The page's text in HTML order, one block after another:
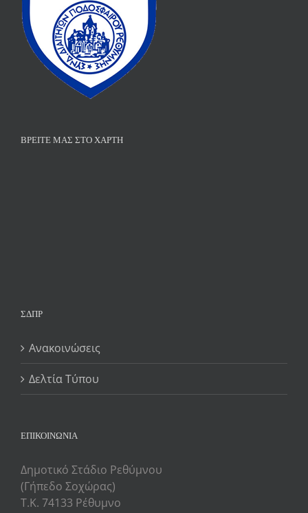
ΒΡΕΊΤΕ ΜΑΣ ΣΤΟ ΧΆΡΤΗ
ΣΔΠΡ
Ανακοινώσεις
Δελτία Τύπου
ΕΠΙΚΟΙΝΩΝΙΑ
Δημοτικό Στάδιο Ρεθύμνου
(Γήπεδο Σοχώρας)
Τ.Κ. 74133 Ρέθυμνο